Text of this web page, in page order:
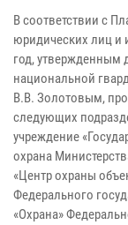
В соответствии с
юридических лиц и
год, утвержденным
национальной
В.В. Золотовым,
следующих
учреждение
охрана
«Центр охраны
Федерального
«Охрана»